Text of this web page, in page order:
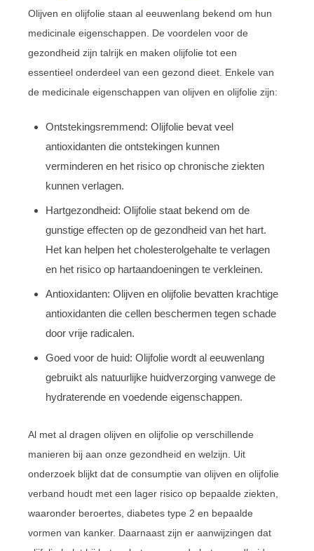
Olijven en olijfolie staan al eeuwenlang bekend om hun
medicinale eigenschappen. De voordelen voor de
gezondheid zijn talrijk en maken olijfolie tot een
essentieel onderdeel van een gezond dieet. Enkele van
de medicinale eigenschappen van olijven en olijfolie zijn:
Ontstekingsremmend: Olijfolie bevat veel
antioxidanten die ontstekingen kunnen
verminderen en het risico op chronische ziekten
kunnen verlagen.
Hartgezondheid: Olijfolie staat bekend om de
gunstige effecten op de gezondheid van het hart.
Het kan helpen het cholesterolgehalte te verlagen
en het risico op hartaandoeningen te verkleinen.
Antioxidanten: Olijven en olijfolie bevatten krachtige
antioxidanten die cellen beschermen tegen schade
door vrije radicalen.
Goed voor de huid: Olijfolie wordt al eeuwenlang
gebruikt als natuurlijke huidverzorging vanwege de
hydraterende en voedende eigenschappen.
Al met al dragen olijven en olijfolie op verschillende
manieren bij aan onze gezondheid en welzijn. Uit
onderzoek blijkt dat de consumptie van olijven en olijfolie
verband houdt met een lager risico op bepaalde ziekten,
waaronder beroertes, diabetes type 2 en bepaalde
vormen van kanker. Daarnaast zijn er aanwijzingen dat